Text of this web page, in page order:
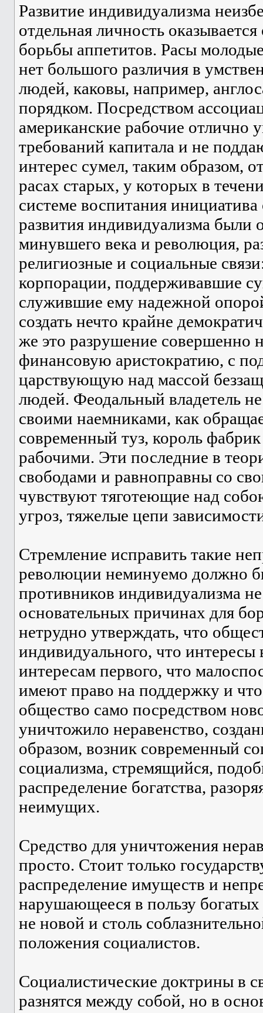
Развитие индивидуализма
отдельная личность
борьбы аппетитов. Расы
нет большого различия в
людей, каковы, например,
порядком. Посредством
американские рабочие отлично
требований капитала и не
интерес сумел, таким образом,
расах старых, у которых в
системе воспитания инициатива
развития индивидуализма
минувшего века и революция,
религиозные и социальные
корпорации, поддерживавшие
служившие ему надежной
создать нечто крайне
же это разрушение совершенно
финансовую аристократию, с
царствующую над массой
людей. Феодальный владетель
своими наемниками, как
современный туз, король
рабочими. Эти последние в
свободами и равноправны со
чувствуют тяготеющие над
угроз, тяжелые цепи
Стремление исправить такие
революции неминуемо должно
противников индивидуализма
основательных причинах для
нетрудно утверждать, что
индивидуального, что
интересам первого, что
имеют право на поддержку и
общество само посредством
уничтожило неравенство,
образом, возник современный
социализма, стремящийся,
распределение богатства,
неимущих.
Средство для уничтожения
просто. Стоит только
распределение имуществ и
нарушающееся в пользу богатых
не новой и столь
положения социалистов.
Социалистические доктрины в
разнятся между собой, но в